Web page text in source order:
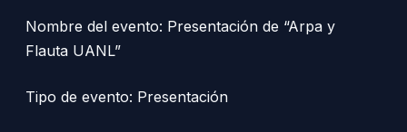
Nombre del evento: Presentación de “Arpa y
Flauta UANL”
Tipo de evento: Presentación